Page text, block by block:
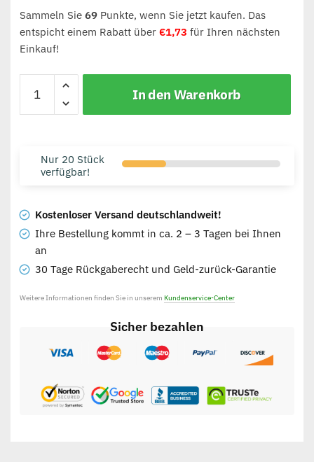
Sammeln Sie 69Punkte, wenn Sie jetzt kaufen. Das
entspicht einem Rabatt über €1,73 für Ihren nächsten
Einkauf!
In den Warenkorb
Nur 20 Stück
verfügbar!
Kostenloser Versand deutschlandweit!
Ihre Bestellung kommt in ca. 2 – 3 Tagen bei Ihnen
an
30 Tage Rückgaberecht und Geld-zurück-Garantie
Weitere Informationen finden Sie in unserem Kundenservice-Center
Sicher bezahlen